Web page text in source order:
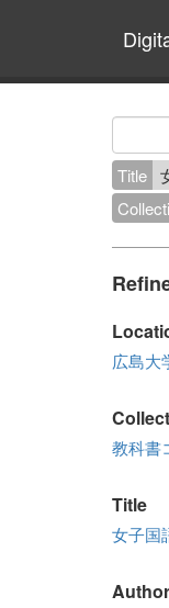
Title
広島大
教科書
Title
女子国
Author